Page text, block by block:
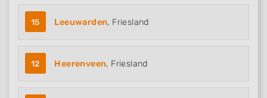
15 Leeuwarden, Friesland
12 Heerenveen, Friesland